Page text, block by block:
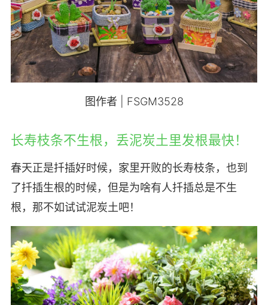
图作者 | FSGM3528
长寿枝条不生根，丢泥炭土里发根最快！
春天正是扦插好时候，家里开败的长寿枝条，也到
了扦插生根的时候，但是为啥有人扦插总是不生
根，那不如试试泥炭土吧！